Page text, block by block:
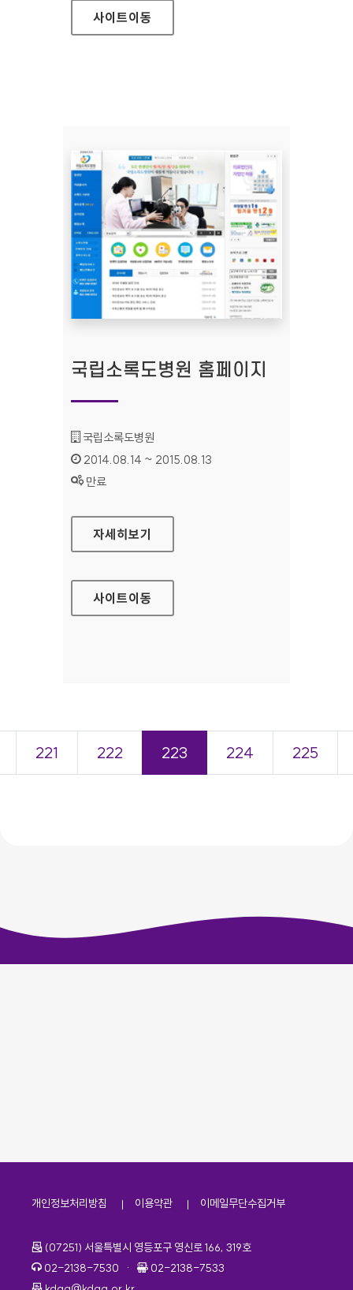
사이트이동
국립소록도병원 홈페이지
기관명 :
국립소록도병원
인증기간 :
2014.08.14 ~ 2015.08.13
상태 :
만료
국립소록도병원 홈페이지
자세히보기
사이트이동
221 222 223 224 225
개인정보처리방침 이용약관 이메일무단수집거부
주소
(07251) 서울특별시 영등포구 영신로 166, 319호
전화번호
02-2138-7530 · 팩스번호
02-2138-7533